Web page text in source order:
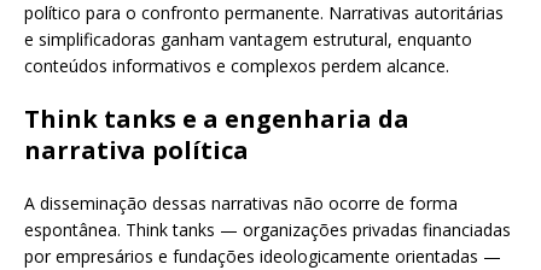
político para o confronto permanente. Narrativas autoritárias
e simplificadoras ganham vantagem estrutural, enquanto
conteúdos informativos e complexos perdem alcance.
Think tanks e a engenharia da
narrativa política
A disseminação dessas narrativas não ocorre de forma
espontânea. Think tanks — organizações privadas financiadas
por empresários e fundações ideologicamente orientadas —